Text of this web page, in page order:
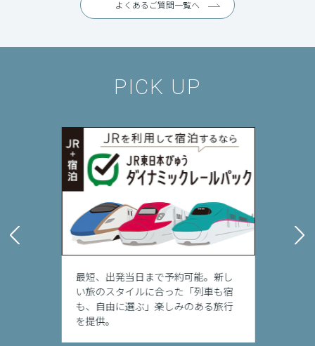
よくあるご質問一覧へ
PICK UP
最短、出発当日まで予約可能。新し
い旅のスタイルに合った「列車も宿
も、自由に選ぶ」楽しみのある旅行
を提供。